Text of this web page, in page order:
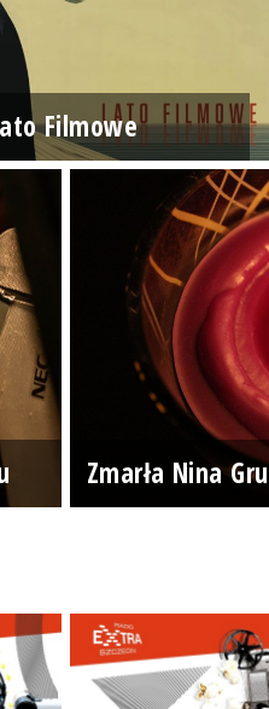
Filmowe
Zmarła Nina